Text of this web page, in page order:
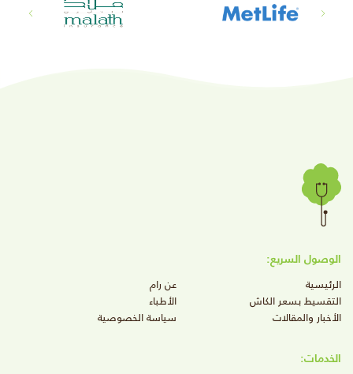
الوصول السريع:
الرئيسية
عن رام
التقسيط بسعر الكاش
الأطباء
الأخبار والمقالات
سياسة الخصوصية
الخدمات: